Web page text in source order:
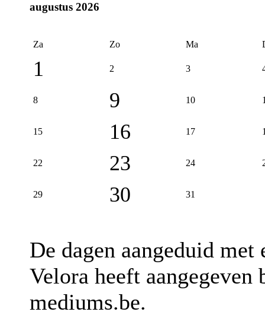
augustus 2026
Za Zo Ma
1 2 3
8 9 10
15 16 17
22 23 24
29 30 31
De dagen aangeduid met
Velora heeft
mediums.be.